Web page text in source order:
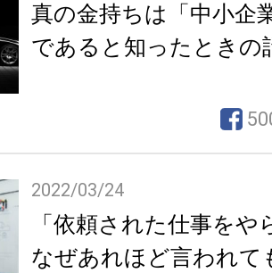
真の金持ちは「中小企
であると知ったときの
2022/03/24
「依頼された仕事を
なぜあれほど言われて